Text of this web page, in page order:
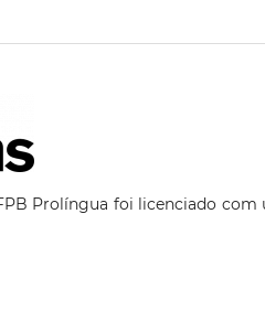
Prolíngua foi licenciado com